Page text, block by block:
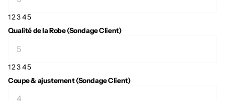
12345
Qualité de la Robe (Sondage Client)
12345
Coupe & ajustement (Sondage Client)